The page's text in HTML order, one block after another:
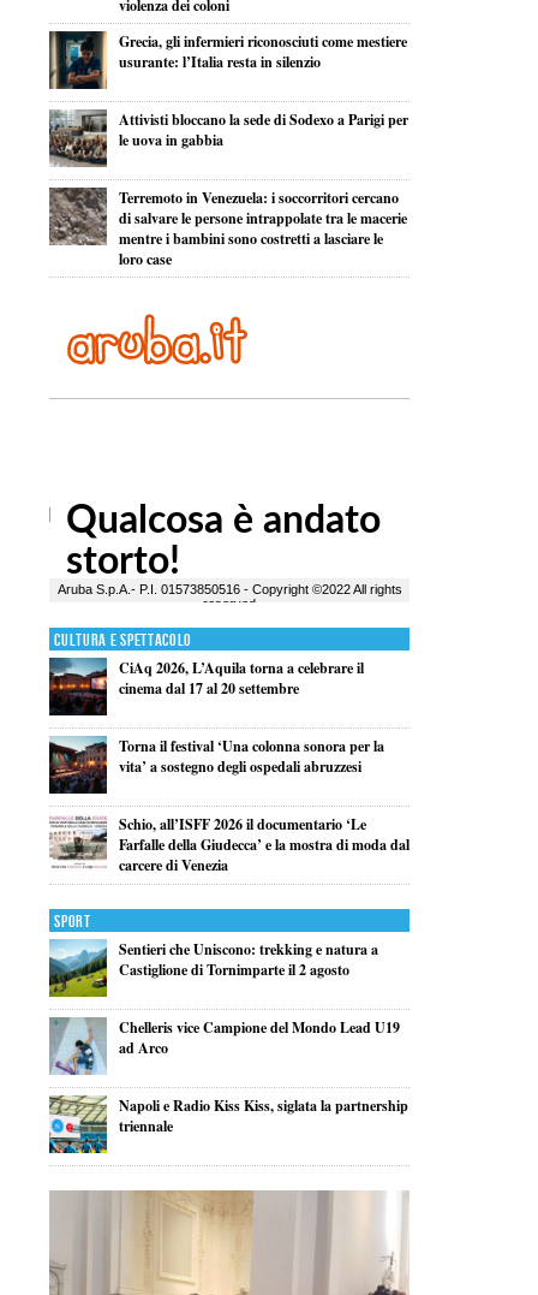
violenza dei coloni
Grecia, gli infermieri riconosciuti come mestiere
usurante: l’Italia resta in silenzio
Attivisti bloccano la sede di Sodexo a Parigi per
le uova in gabbia
Terremoto in Venezuela: i soccorritori cercano
di salvare le persone intrappolate tra le macerie
mentre i bambini sono costretti a lasciare le
loro case
Cultura e Spettacolo
CiAq 2026, L’Aquila torna a celebrare il
cinema dal 17 al 20 settembre
Torna il festival ‘Una colonna sonora per la
vita’ a sostegno degli ospedali abruzzesi
Schio, all’ISFF 2026 il documentario ‘Le
Farfalle della Giudecca’ e la mostra di moda dal
carcere di Venezia
Sport
Sentieri che Uniscono: trekking e natura a
Castiglione di Tornimparte il 2 agosto
Chelleris vice Campione del Mondo Lead U19
ad Arco
Napoli e Radio Kiss Kiss, siglata la partnership
triennale